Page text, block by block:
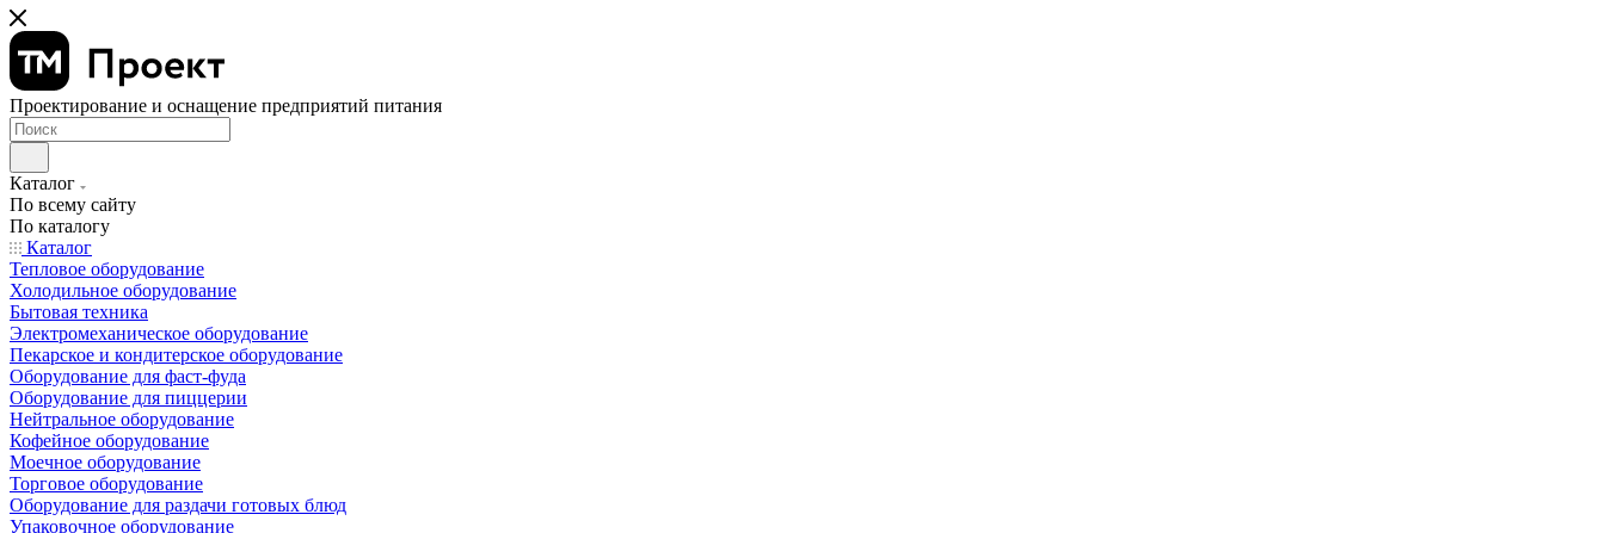
Проектирование и оснащение предприятий питания
Каталог
По всему сайту
По каталогу
Каталог
Тепловое оборудование
Холодильное оборудование
Бытовая техника
Электромеханическое оборудование
Пекарское и кондитерское оборудование
Оборудование для фаст-фуда
Оборудование для пиццерии
Нейтральное оборудование
Кофейное оборудование
Моечное оборудование
Торговое оборудование
Оборудование для раздачи готовых блюд
Упаковочное оборудование